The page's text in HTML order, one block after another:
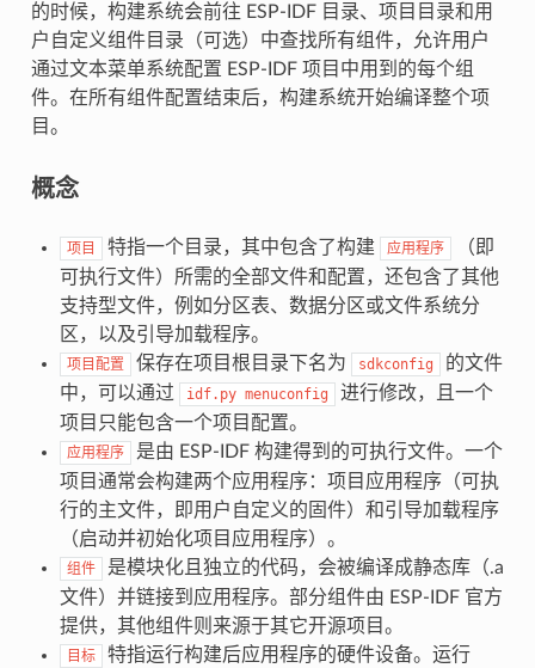
的时候，构建系统会前往 ESP-IDF 目录、项目目录和用
户自定义组件目录（可选）中查找所有组件，允许用户
通过文本菜单系统配置 ESP-IDF 项目中用到的每个组
件。在所有组件配置结束后，构建系统开始编译整个项
目。
概念
项目 特指一个目录，其中包含了构建 应用程序
（即
可执行文件）所需的全部文件和配置，还包含了其他
支持型文件，例如分区表、数据分区或文件系统分
区，以及引导加载程序。
项目配置 保存在项目根目录下名为 sdkconfig
的文件
中，可以通过
idf.py menuconfig
进行修改，且一个
项目只能包含一个项目配置。
应用程序
是由 ESP-IDF 构建得到的可执行文件。一个
项目通常会构建两个应用程序：项目应用程序（可执
行的主文件，即用户自定义的固件）和引导加载程序
（启动并初始化项目应用程序）。
组件
是模块化且独立的代码，会被编译成静态库（.a
文件）并链接到应用程序。部分组件由 ESP-IDF 官方
提供，其他组件则来源于其它开源项目。
目标
特指运行构建后应用程序的硬件设备。运行